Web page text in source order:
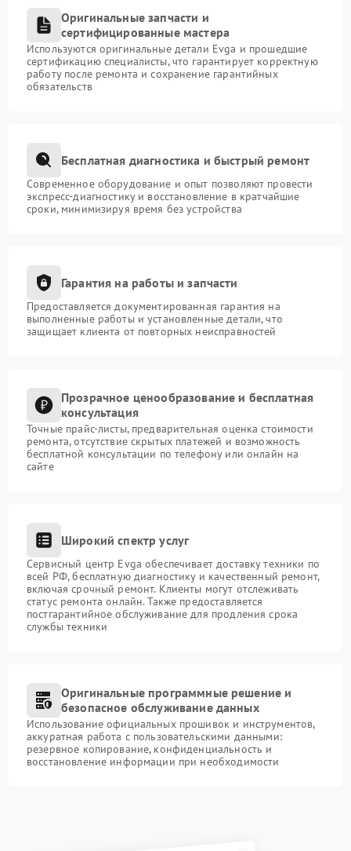
Оригинальные запчасти и
сертифицированные мастера
Используются оригинальные детали Evga и прошедшие
сертификацию специалисты, что гарантирует корректную
работу после ремонта и сохранение гарантийных
обязательств
Бесплатная диагностика и быстрый ремонт
Современное оборудование и опыт позволяют провести
экспресс-диагностику и восстановление в кратчайшие
сроки, минимизируя время без устройства
Гарантия на работы и запчасти
Предоставляется документированная гарантия на
выполненные работы и установленные детали, что
защищает клиента от повторных неисправностей
Прозрачное ценообразование и бесплатная
консультация
Точные прайс-листы, предварительная оценка стоимости
ремонта, отсутствие скрытых платежей и возможность
бесплатной консультации по телефону или онлайн на
сайте
Широкий спектр услуг
Сервисный центр Evga обеспечивает доставку техники по
всей РФ, бесплатную диагностику и качественный ремонт,
включая срочный ремонт. Клиенты могут отслеживать
статус ремонта онлайн. Также предоставляется
постгарантийное обслуживание для продления срока
службы техники
Оригинальные программные решение и
безопасное обслуживание данных
Использование официальных прошивок и инструментов,
аккуратная работа с пользовательскими данными:
резервное копирование, конфиденциальность и
восстановление информации при необходимости